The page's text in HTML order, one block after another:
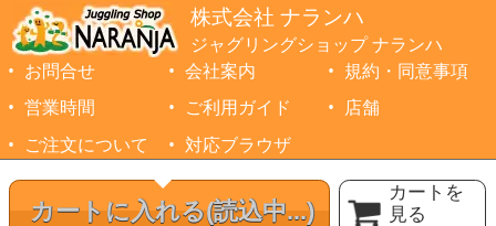
カートに入れる(読込中...)
カートを
見る
株式会社 ナランハ
ジャグリングショップ ナランハ
お問合せ
会社案内
規約・同意事項
営業時間
ご利用ガイド
店舗
ご注文について
対応ブラウザ
©1999-2026 NARANJA Inc. All Rights Reserved.